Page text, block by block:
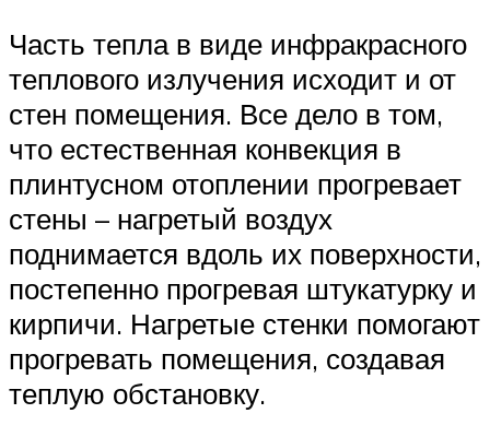
Часть тепла в виде инфракрасного
теплового излучения исходит и от
стен помещения. Все дело в том,
что естественная конвекция в
плинтусном отоплении прогревает
стены – нагретый воздух
поднимается вдоль их поверхности,
постепенно прогревая штукатурку и
кирпичи. Нагретые стенки помогают
прогревать помещения, создавая
теплую обстановку.